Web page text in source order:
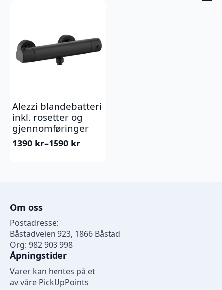
Alezzi blandebatteri
inkl. rosetter og
gjennomføringer
1390 kr–1590 kr
Prisområde:
Om oss
Postadresse:
Båstadveien 923, 1866 Båstad
Org: 982 903 998
Åpningstider
Varer kan hentes på et
av våre PickUpPoints